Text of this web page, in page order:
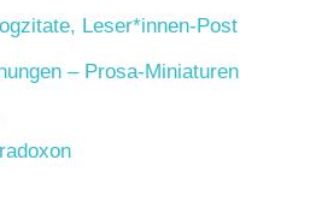
Leser*innen-Post
– Prosa-Miniaturen